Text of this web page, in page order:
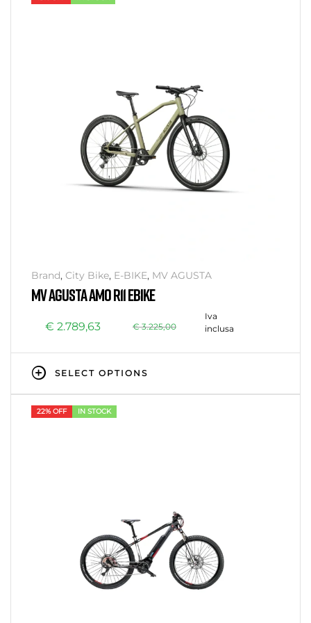
Brand, City Bike, E-BIKE, MV AGUSTA
MV AGUSTA AMO R11 EBIKE
€3.225,00
€ 2.789,63
Iva
inclusa
SELECT OPTIONS
22% OFF IN STOCK